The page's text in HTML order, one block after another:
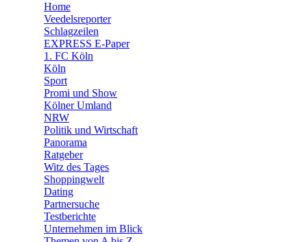
🛒 Shoppingwelt
Home
Veedelsreporter
Schlagzeilen
EXPRESS E-Paper
1. FC Köln
Köln
Sport
Promi und Show
Kölner Umland
NRW
Politik und Wirtschaft
Panorama
Ratgeber
Witz des Tages
Shoppingwelt
Dating
Partnersuche
Testberichte
Unternehmen im Blick